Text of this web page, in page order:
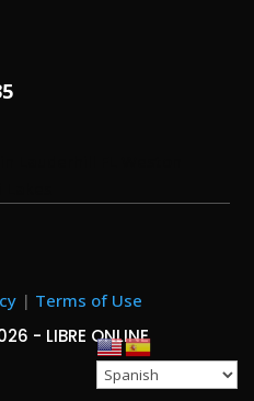
| Terms of Use
- LIBRE ONLINE